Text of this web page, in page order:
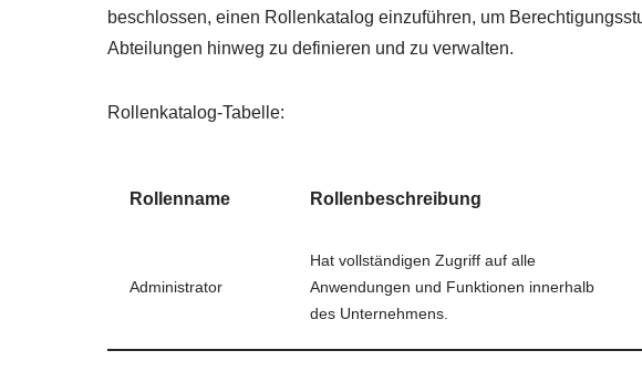
beschlossen, einen Rollenkatalog einzuführen, um
Abteilungen hinweg zu definieren und zu verwalten.
Rollenkatalog-Tabelle:
Rollenname Rollenbeschreibung
Administrator
Hat vollständigen Zugriff auf alle
Anwendungen und Funktionen innerhalb
des Unternehmens.